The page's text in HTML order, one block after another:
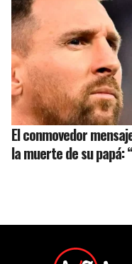
El conmovedor
la muerte de su papá: